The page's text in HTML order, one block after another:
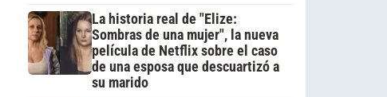
La historia real de "Elize:
Sombras de una mujer", la nueva
película de Netflix sobre el caso
de una esposa que descuartizó a
su marido